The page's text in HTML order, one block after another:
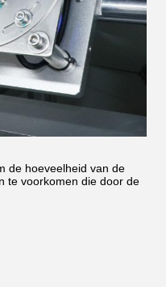
de hoeveelheid van de
te voorkomen die door de